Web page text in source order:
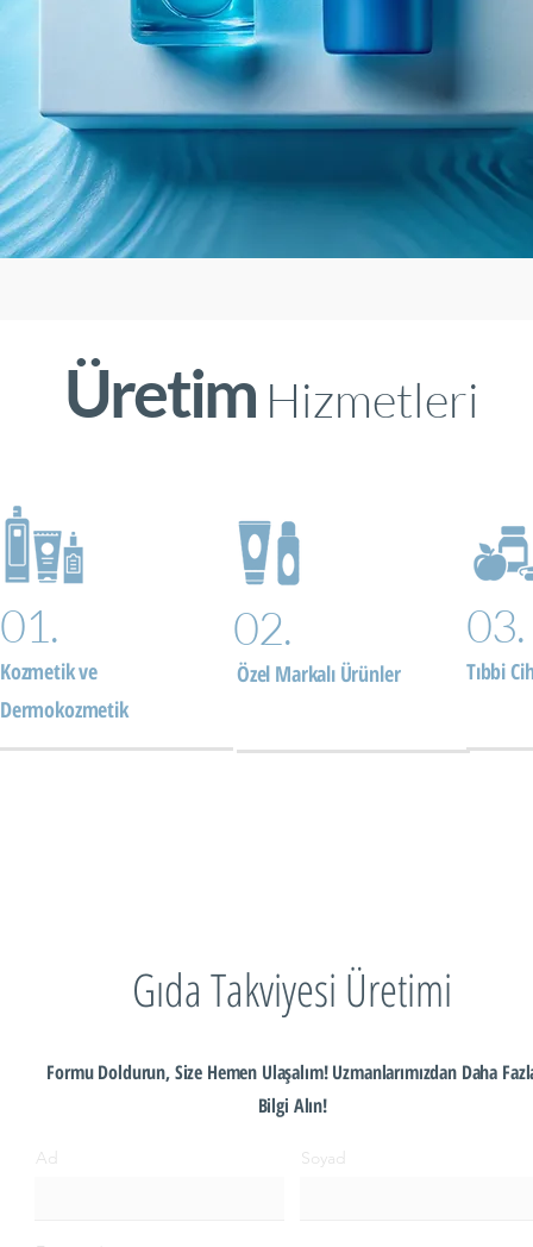
Üretim Hizmetleri
01.
Kozmetik ve
Dermokozmetik
02.
Özel Markalı Ürünler
03.
Tıbbi
Gıda Takviyesi Üretimi
Formu Doldurun, Size Hemen Ulaşalım! Uzmanlarımızdan Daha
Bilgi Alın!
Ad Soyad